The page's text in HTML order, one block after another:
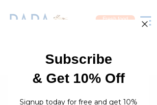
Fresh food
Groups